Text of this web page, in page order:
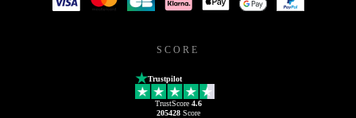
SCORE
Trustpilot
TrustScore 4.6
205428Score